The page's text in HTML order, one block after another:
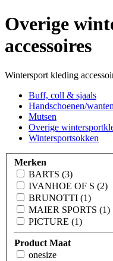
Overige
accessoires
Wintersport kleding
Buff, coll & sjaals
Handschoenen/wanten
Mutsen
Overige
Wintersportsokken
Merken
BARTS (3)
IVANHOE OF S (2)
BRUNOTTI (1)
MAIER SPORTS (1)
PICTURE (1)
Product Maat
onesize